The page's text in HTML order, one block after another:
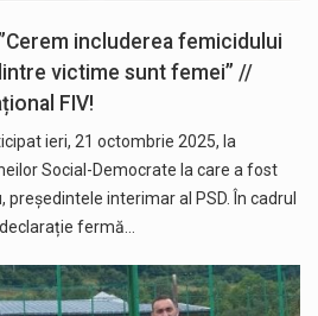
includerea femicidului
victime sunt femei” //
FIV!
ieri, 21 octombrie 2025, la
Social-Democrate la care a fost
interimar al PSD. În cadrul
fermă…